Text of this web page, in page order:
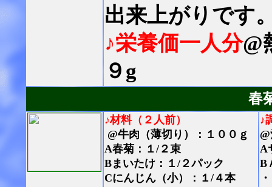
出来上がりです
♪栄養価一人分@
９g
春
♪材料（２人前）
@牛肉（薄切り）：１００ｇ
A春菊：１/２束
Bまいたけ：１/２パック
Cにんじん（小）：１/４本
♪
A
B